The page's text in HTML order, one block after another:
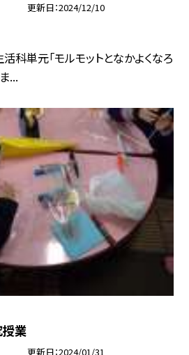
更新日 2024/12/10
科単元「モルモットとなかよくなろ
...
業
更新日 2024/01/31